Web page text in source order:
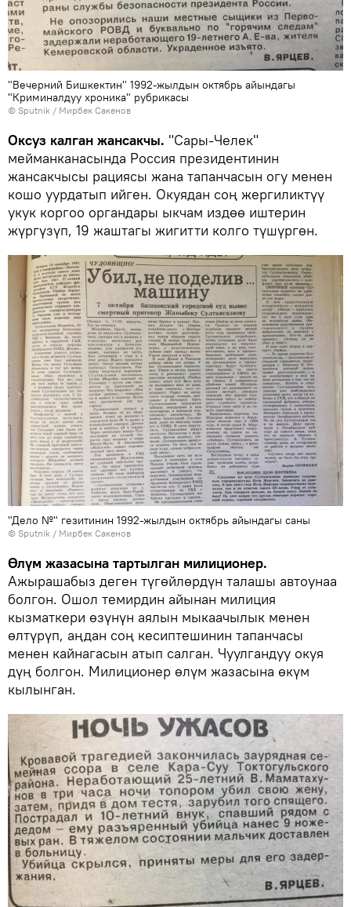
"Вечерний Бишкектин" 1992-жылдын октябрь айындагы
"Криминалдуу хроника" рубрикасы
© Sputnik / Мирбек Сакенов
Оксуз калган жансакчы. "Сары-Челек"
мейманканасында Россия президентинин
жансакчысы рациясы жана тапанчасын огу менен
кошо уурдатып ийген. Окуядан соң жергиликтүү
укук коргоо органдары ыкчам издөө иштерин
жүргүзүп, 19 жаштагы жигитти колго түшүргөн.
"Дело №" гезитинин 1992-жылдын октябрь айындагы саны
© Sputnik / Мирбек Сакенов
Өлүм жазасына тартылган милиционер.
Ажырашабыз деген түгөйлөрдүн талашы автоунаа
болгон. Ошол темирдин айынан милиция
кызматкери өзүнүн аялын мыкаачылык менен
өлтүрүп, аңдан соң кесиптешинин тапанчасы
менен кайнагасын атып салган. Чуулгандуу окуя
дүң болгон. Милиционер өлүм жазасына өкүм
кылынган.